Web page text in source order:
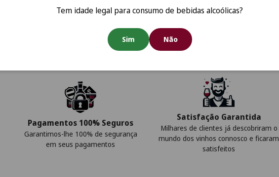
Tem idade legal para consumo de bebidas alcoólicas?
Sim Não
Pagamentos 100% Seguros
Garantimos-lhe 100% de segurança
em seus pagamentos
Satisfação Garantida
Milhares de clientes já descobriram o
mundo dos vinhos connosco e ficaram
satisfeitos